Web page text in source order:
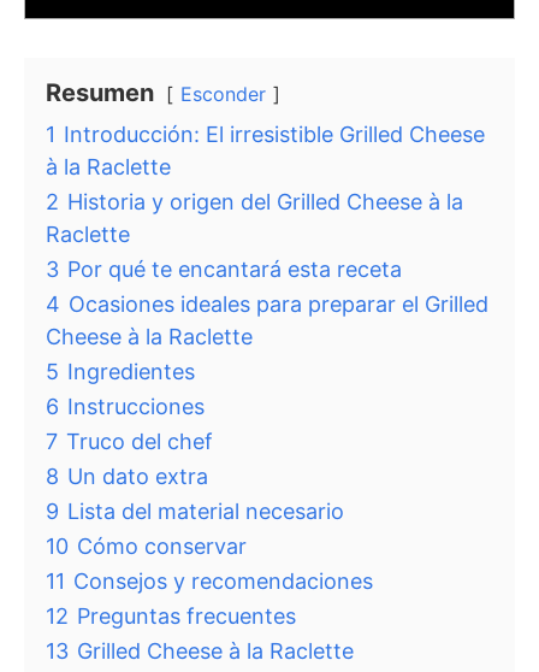
Resumen Esconder
1 Introducción: El irresistible Grilled Cheese
à la Raclette
2 Historia y origen del Grilled Cheese à la
Raclette
3 Por qué te encantará esta receta
4 Ocasiones ideales para preparar el Grilled
Cheese à la Raclette
5 Ingredientes
6 Instrucciones
7 Truco del chef
8 Un dato extra
9 Lista del material necesario
10 Cómo conservar
11 Consejos y recomendaciones
12 Preguntas frecuentes
13 Grilled Cheese à la Raclette